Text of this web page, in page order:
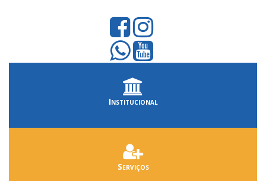
Institucional
Serviços